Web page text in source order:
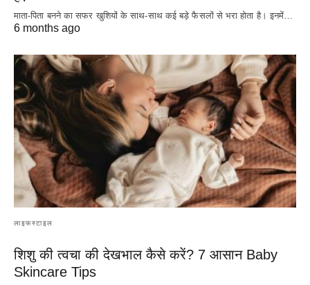
माता-पिता बनने का सफर खुशियों के साथ-साथ कई बड़े फैसलों से भरा होता है। इनमें…
6 months ago
लाइफस्टाइल
शिशु की त्वचा की देखभाल कैसे करें? 7 आसान Baby
Skincare Tips